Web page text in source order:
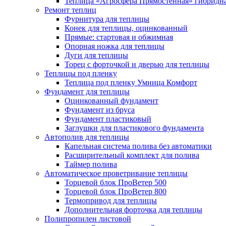
Ремонт теплиц
Фурнитура для теплицы
Конек для теплицы, оцинкованный
Прямые: стартовая и обжимная
Опорная ножка для теплицы
Дуги для теплицы
Торец с форточкой и дверью для теплицы
Теплицы под пленку
Теплица под пленку Умница Комфорт
Фундамент для теплицы
Оцинкованный фундамент
Фундамент из бруса
Фундамент пластиковый
Заглушки для пластикового фундамента
Автополив для теплицы
Капельная система полива без автоматики
Расширительный комплект для полива
Таймер полива
Автоматическое проветривание теплицы
Торцевой блок ПроВетер 500
Торцевой блок ПроВетер 800
Термопривод для теплицы
Дополнительная форточка для теплицы
Полипропилен листовой